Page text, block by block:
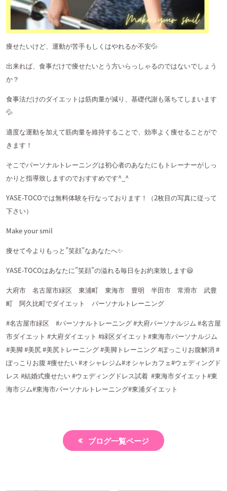
痩せたいけど、運動が苦手もしくはやれるか不安💦
出来れば、食事だけで痩せたいとう方いらっしゃるのではないでしょう
か？
食事法だけのダイエットは筋肉量が減り、基礎代謝も落ちてしまいます
💦
適度な運動を加えて筋肉量を維持することで、効率よく痩せることがで
きます！
そこでパーソナルトレーニングは初心者のあなたにもトレーナーがしっ
かりと指導致しますのでおすすめです^_^
YASE-TOCOでは無料体験を行なっております！（2枚目の写真に従って
下さい）
Make your smil
痩せて今よりもっと ”笑顔”なあなたへ✨
YASE-TOCOはあなたに”笑顔”の溢れる毎日をお約束致します😃
大府市 名古屋市緑区 東浦町 東海市 豊明 半田市 常滑市 武豊
町 阿久比町でダイエット パーソナルトレーニング
#名古屋市緑区 #パーソナルトレーニング#大府パーソナルジム #名古屋
市ダイエット #大府ダイエット #緑区ダイエット#東海市パーソナルジム
#美脚 #美尻#美尻トレーニング#美脚トレーニング#ぽっこりお腹解消 #
ぽっこりお腹 #痩せたい#オシャレジム#オシャレカフェ#ウェディングド
レス #結婚式痩せたい#ウェディングドレス試着 #東海市ダイエット#東
海市ジム#東海市パーソナルトレーニング#東浦ダイエット
ブログ一覧ページ